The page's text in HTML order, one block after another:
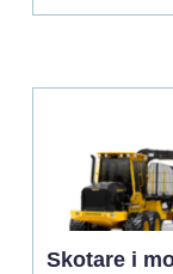
Skotare i